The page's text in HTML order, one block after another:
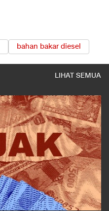
bahan bakar diesel
LIHAT SEMUA